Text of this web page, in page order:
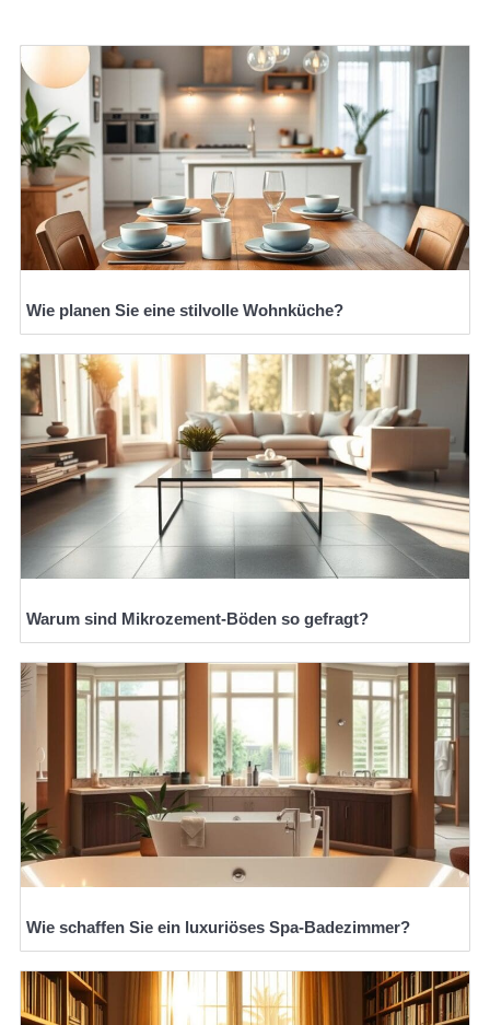
Wie planen Sie eine stilvolle Wohnküche?
Warum sind Mikrozement-Böden so gefragt?
Wie schaffen Sie ein luxuriöses Spa-Badezimmer?